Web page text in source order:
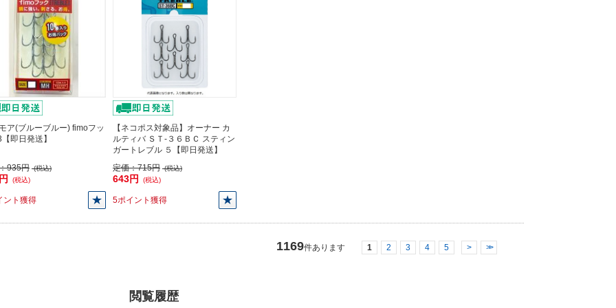
ア(ブルーブルー) fimoフッ
即日発送】
935円 (税込)
(税込)
ント獲得
【ネコポス対象品】オーナー カ
ルティバ ＳＴ-３６ＢＣ スティン
ガートレブル ５【即日発送】
定価：715円 (税込)
643円 (税込)
5ポイント獲得
1169件あります 1 2 3 4 5 > >>
閲覧履歴